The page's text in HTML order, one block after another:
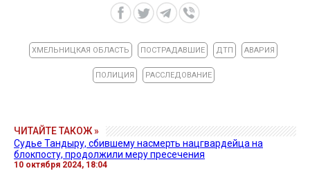
ХМЕЛЬНИЦКАЯ ОБЛАСТЬ ПОСТРАДАВШИЕ ДТП АВАРИЯ
ПОЛИЦИЯ РАССЛЕДОВАНИЕ
ЧИТАЙТЕ ТАКОЖ »
Судье Тандыру, сбившему насмерть нацгвардейца на
блокпосту, продолжили меру пресечения
10 октября 2024, 18:04